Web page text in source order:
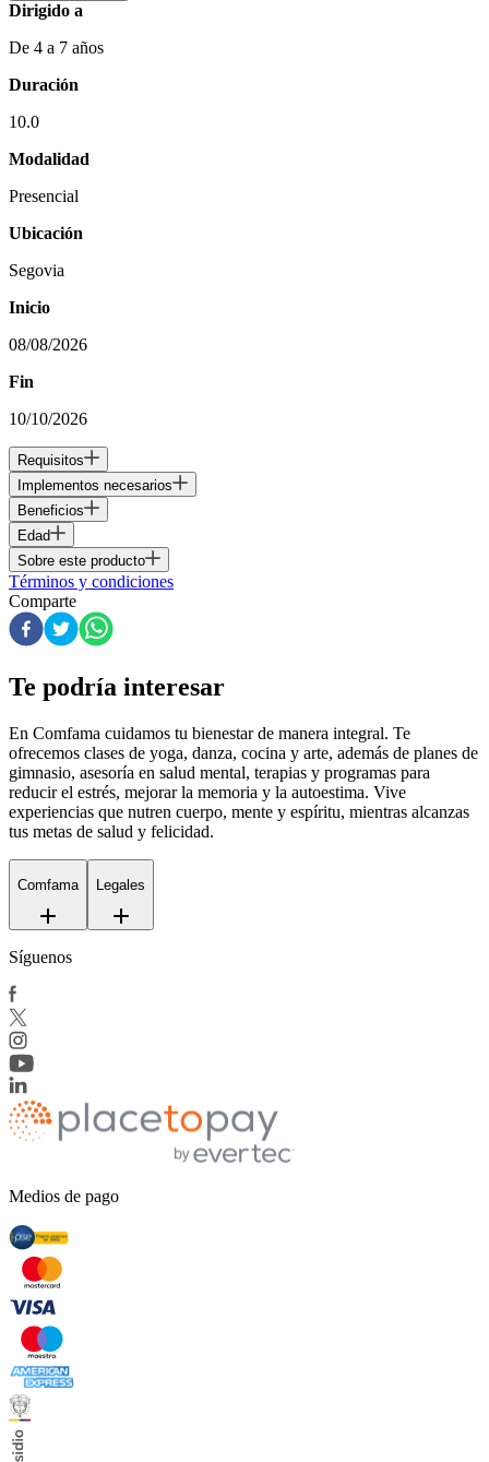
Dirigido a
De 4 a 7 años
Duración
10.0
Modalidad
Presencial
Ubicación
Segovia
Inicio
08/08/2026
Fin
10/10/2026
Requisitos
Implementos necesarios
Beneficios
Edad
Sobre este producto
Términos y condiciones
Comparte
Te podría interesar
En Comfama cuidamos tu bienestar de manera integral. Te
ofrecemos clases de yoga, danza, cocina y arte, además de planes de
gimnasio, asesoría en salud mental, terapias y programas para
reducir el estrés, mejorar la memoria y la autoestima. Vive
experiencias que nutren cuerpo, mente y espíritu, mientras alcanzas
tus metas de salud y felicidad.
Comfama Legales
Síguenos
Medios de pago